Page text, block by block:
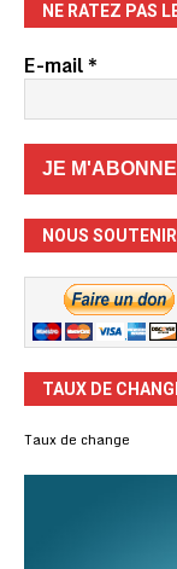
NE RATEZ PAS
E-mail*
NOUS SOUTENIR
TAUX DE
Taux de change